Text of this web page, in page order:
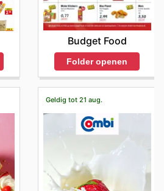
Budget Food
Folder openen
Geldig tot 21 aug.